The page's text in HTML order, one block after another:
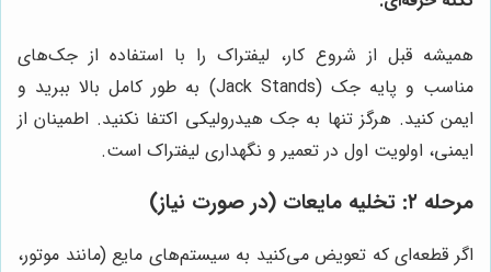
همیشه قبل از شروع کار، لیفتراک را با استفاده از جک‌های
مناسب و پایه جک (Jack Stands) به طور کامل بالا ببرید و
ایمن کنید. هرگز تنها به جک هیدرولیکی اکتفا نکنید. اطمینان از
ایمنی، اولویت اول در تعمیر و نگهداری لیفتراک است.
مرحله ۲: تخلیه مایعات (در صورت نیاز)
اگر قطعه‌ای که تعویض می‌کنید به سیستم‌های مایع (مانند موتور،